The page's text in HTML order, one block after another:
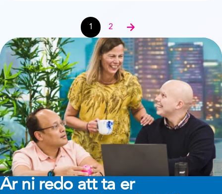
Post navigation
1 2
Nästa
Är ni redo att ta er